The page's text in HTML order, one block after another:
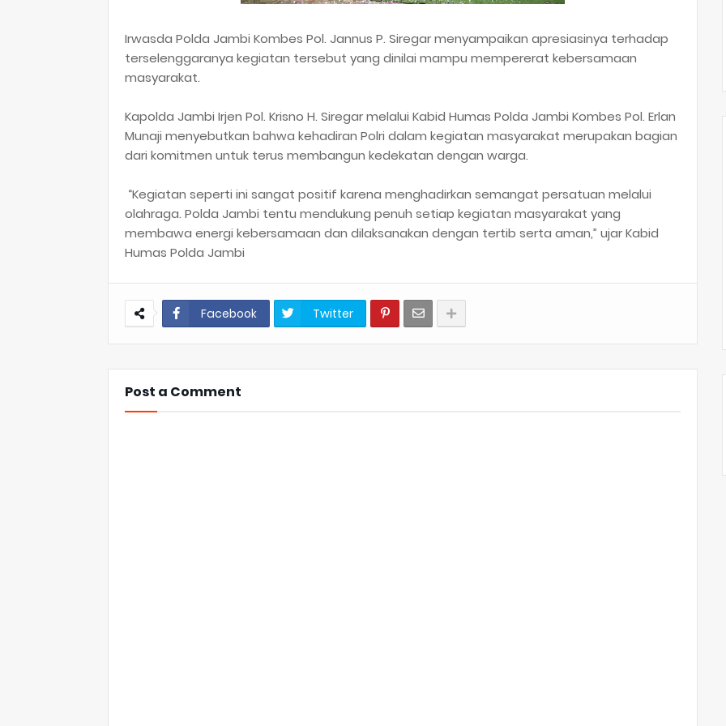
Irwasda Polda Jambi Kombes Pol. Jannus P. Siregar menyampaikan apresiasinya terhadap
terselenggaranya kegiatan tersebut yang dinilai mampu mempererat kebersamaan
masyarakat.
Kapolda Jambi Irjen Pol. Krisno H. Siregar melalui Kabid Humas Polda Jambi Kombes Pol. Erlan
Munaji menyebutkan bahwa kehadiran Polri dalam kegiatan masyarakat merupakan bagian
dari komitmen untuk terus membangun kedekatan dengan warga.
“Kegiatan seperti ini sangat positif karena menghadirkan semangat persatuan melalui
olahraga. Polda Jambi tentu mendukung penuh setiap kegiatan masyarakat yang
membawa energi kebersamaan dan dilaksanakan dengan tertib serta aman,” ujar Kabid
Humas Polda Jambi
Facebook Twitter
Post a Comment